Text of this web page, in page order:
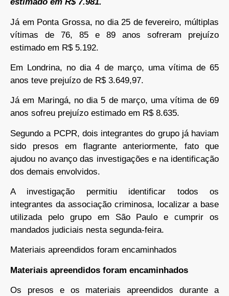
Já em Ponta Grossa, no dia 25 de fevereiro, múltiplas
vítimas de 76, 85 e 89 anos sofreram prejuízo
estimado em R$ 5.192.
Em Londrina, no dia 4 de março, uma vítima de 65
anos teve prejuízo de R$ 3.649,97.
Já em Maringá, no dia 5 de março, uma vítima de 69
anos sofreu prejuízo estimado em R$ 8.635.
Segundo a PCPR, dois integrantes do grupo já haviam
sido presos em flagrante anteriormente, fato que
ajudou no avanço das investigações e na identificação
dos demais envolvidos.
A investigação permitiu identificar todos os
integrantes da associação criminosa, localizar a base
utilizada pelo grupo em São Paulo e cumprir os
mandados judiciais nesta segunda-feira.
Materiais apreendidos foram encaminhados
Materiais apreendidos foram encaminhados
Os presos e os materiais apreendidos durante a